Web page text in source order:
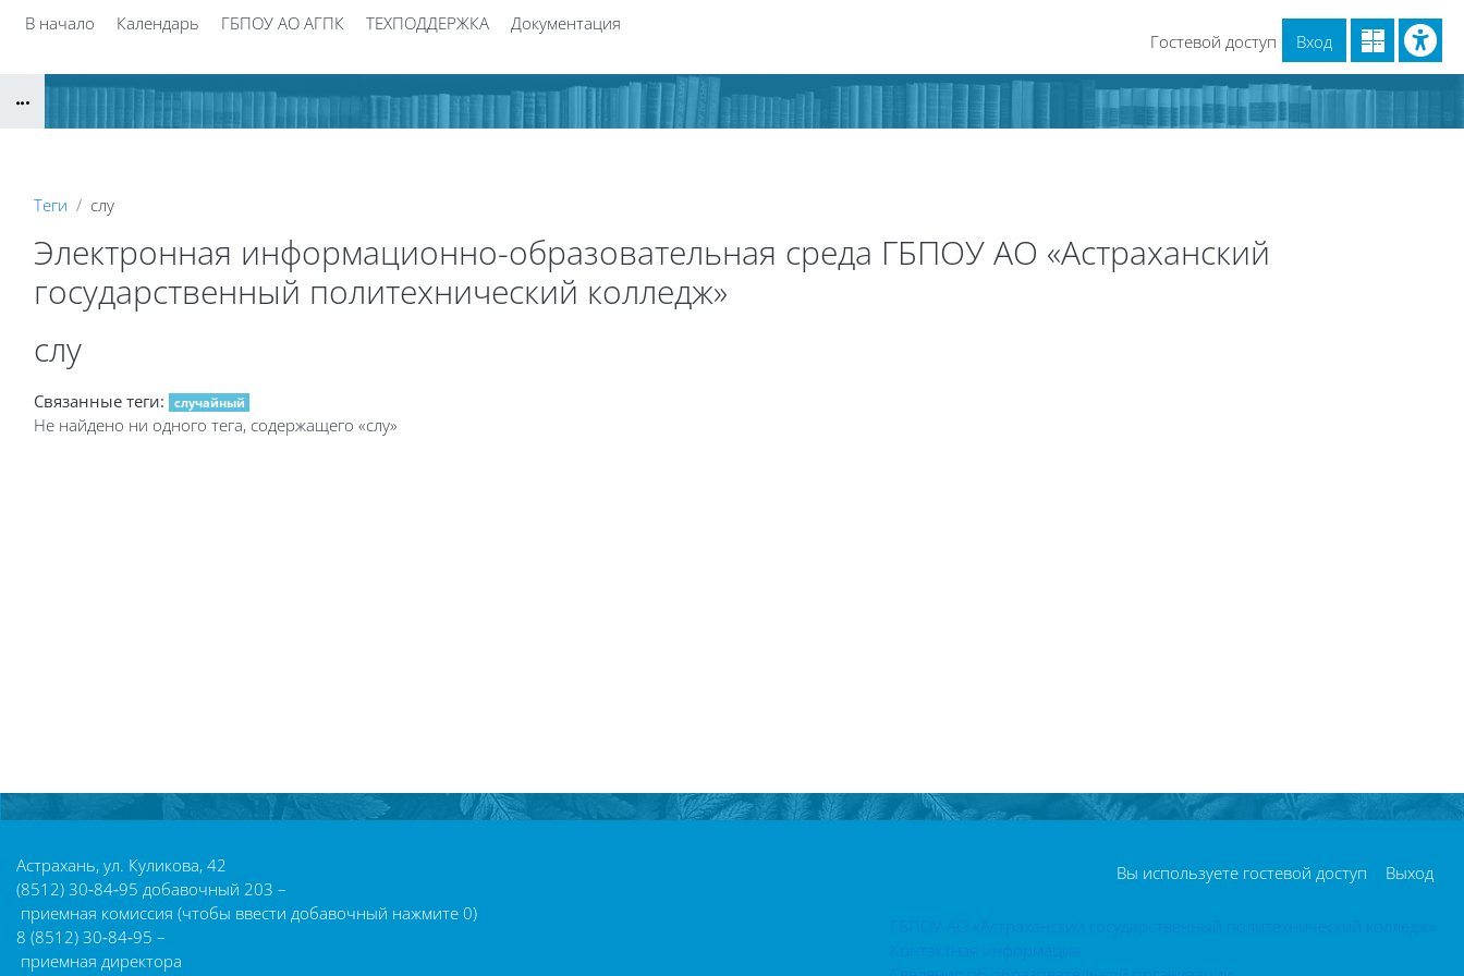
В начало Календарь ГБПОУ АО АГПК ТЕХПОДДЕРЖКА
Документация
Гостевой доступ
Вход
Теги слу
Электронная информационно-образовательная среда ГБПОУ АО «Астраханский
государственный политехнический колледж»
Блоки
слу
Связанные теги: случайный
Не найдено ни одного тега, содержащего «слу»
Блоки
Астрахань, ул. Куликова, 42
(8512) 30‑84‑95 добавочный 203 –
приемная комиссия (чтобы ввести добавочный нажмите 0)
8 (8512) 30‑84‑95 –
приемная директора
Вы используете гостевой доступ Выход
ГБПОУ АО «Астраханский государственный политехнический колледж»
Контактная информация